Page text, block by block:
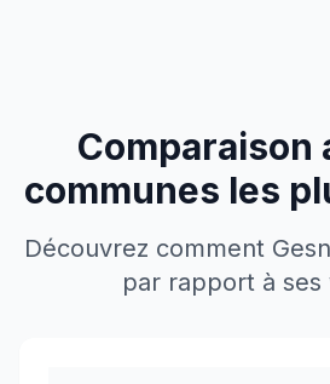
Comparaison
communes les
Découvrez comment
par rapport à ses